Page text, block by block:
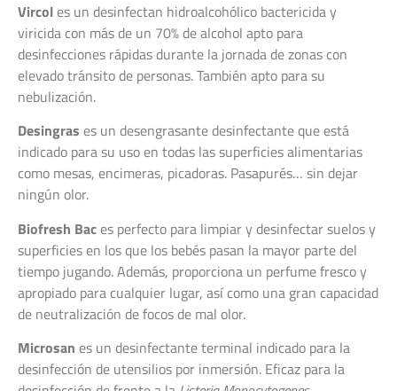
Vircoles un desinfectan hidroalcohólico bactericida y
viricida con más de un 70% de alcohol apto para
desinfecciones rápidas durante la jornada de zonas con
elevado tránsito de personas. También apto para su
nebulización.
Desingras es un desengrasante desinfectante que está
indicado para su uso en todas las superficies alimentarias
como mesas, encimeras, picadoras. Pasapurés… sin dejar
ningún olor.
Biofresh Baces perfecto para limpiar y desinfectar suelos y
superficies en los que los bebés pasan la mayor parte del
tiempo jugando. Además, proporciona un perfume fresco y
apropiado para cualquier lugar, así como una gran capacidad
de neutralización de focos de mal olor.
Microsan es un desinfectante terminal indicado para la
desinfección de utensilios por inmersión. Eficaz para la